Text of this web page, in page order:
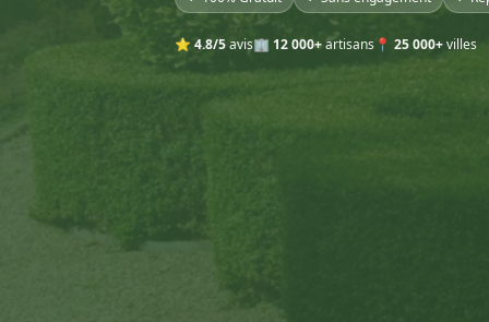
⭐ 4.8/5avis🏢 12 000+artisans 📍 25 000+villes